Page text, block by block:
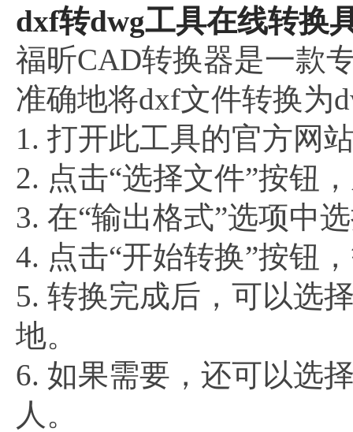
dxf转dwg工具在线转换
福昕CAD转换器是一款
准确地将dxf文件转换为
1. 打开此工具的官方网
2. 点击“选择文件”按钮
3. 在“输出格式”选项中
4. 点击“开始转换”按钮
5. 转换完成后，可以选
地。
6. 如果需要，还可以选
人。